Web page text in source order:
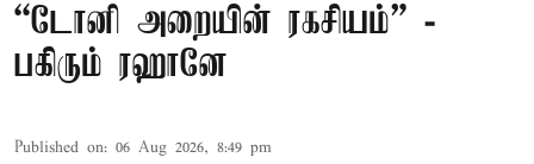
“டோனி அறையின் ரகசியம்” -
பகிரும் ரஹானே
Published on: 06 Aug 2026, 8:49 pm